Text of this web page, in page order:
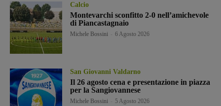
Calcio
Montevarchi sconfitto 2-0 nell’amichevole
di Piancastagnaio
Michele Bossini 6 Agosto 2026
San Giovanni Valdarno
Il 26 agosto cena e presentazione in piazza
per la Sangiovannese
Michele Bossini 5 Agosto 2026